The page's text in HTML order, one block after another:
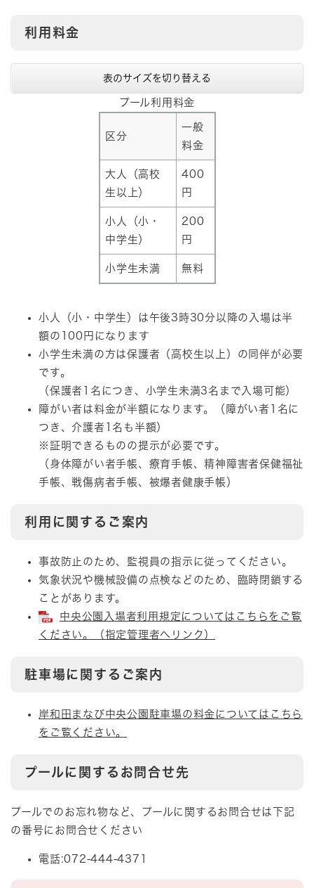
利用料金
表のサイズを切り替える
プール利用料金
区分
一般
料金
大人（高校
生以上）
400
円
小人（小・
中学生）
200
円
小学生未満 無料
​小人（小・中学生）は午後3時30分以降の入場は半
額の100円になります
小学生未満の方は保護者（高校生以上）の同伴が必要
です。
（保護者1名につき、小学生未満3名まで入場可能）
障がい者は料金が半額になります。（障がい者1名に
つき、介護者1名も半額）
※証明できるものの提示が必要です。
（身体障がい者手帳、療育手帳、精神障害者保健福祉
手帳、戦傷病者手帳、被爆者健康手帳）
利用に関するご案内
事故防止のため、監視員の指示に従ってください。
気象状況や機械設備の点検などのため、臨時閉鎖する
ことがあります。
中央公園入場者利用規定についてはこちらをご覧
ください。（指定管理者へリンク）
駐車場に関するご案内
岸和田まなび中央公園駐車場の料金についてはこちら
をご覧ください。
プールに関するお問合せ先
プールでのお忘れ物など、プールに関するお問合せは下記
の番号にお問合せください
電話:072-444-4371